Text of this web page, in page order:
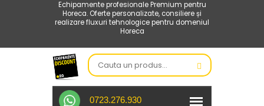
Echipamente profesionale Premium pentru
Horeca. Oferte personalizate, consiliere și
realizare fluxuri tehnologice pentru domeniul
Horeca
0723.276.930